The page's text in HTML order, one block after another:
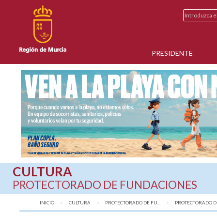
PRESIDENTE
CULTURA
PROTECTORADO DE FUNDACIONES
INICIO CULTURA PROTECTORADO DE FU... PROTECTORADO